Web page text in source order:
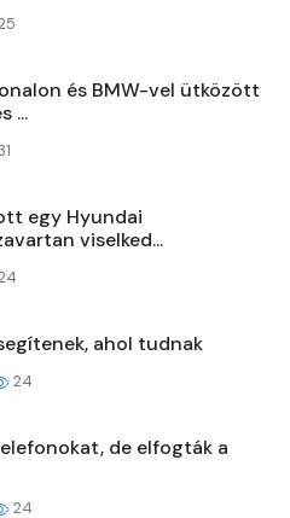
és BMW-vel ütközött
...
egy Hyundai
viselked...
ahol tudnak
24
de elfogták a
24